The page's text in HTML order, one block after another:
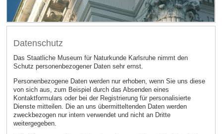
Datenschutz
Das Staatliche Museum für Naturkunde Karlsruhe nimmt den
Schutz personenbezogener Daten sehr ernst.
Personenbezogene Daten werden nur erhoben, wenn Sie uns diese
von sich aus, zum Beispiel durch das Absenden eines
Kontaktformulars oder bei der Registrierung für personalisierte
Dienste mitteilen. Die an uns übermitteltenden Daten werden
zweckbezogen nur intern verwendet und nicht an Dritte
weitergegeben.